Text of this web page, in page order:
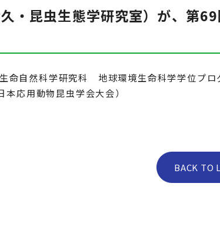
・昆虫生態学研究室）が、第
命自然科学研究科 地球環境生命科学学位プ
本応用動物昆虫学会大会）
BACK TO